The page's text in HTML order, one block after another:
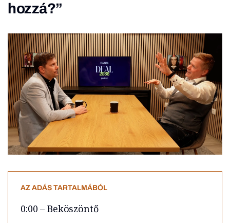
hozzá?”
AZ ADÁS TARTALMÁBÓL
0:00 – Beköszöntő